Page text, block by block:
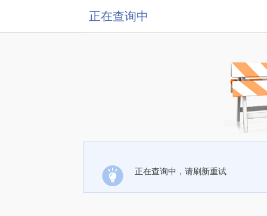
正在查询中
正在查询中，请刷新重试